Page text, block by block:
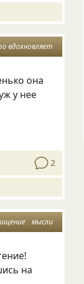
вдохновляет
она
у нее
2
мысли
на